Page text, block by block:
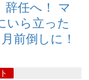
辞任へ！ マ
いら立った
前倒しに！